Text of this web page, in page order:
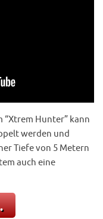
“Xtrem Hunter” kann
werden und
Tiefe von 5 Metern
auch eine